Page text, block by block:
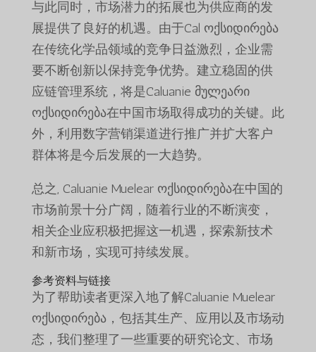
与此同时，市场潜力的拓展也为供应商的发
展提供了良好的机遇。由于Cal ოქსიდირება
在传统化学品领域的竞争日益激烈，企业需
要不断创新以保持竞争优势。建立稳固的供
应链管理系统，将是Caluanie მულეარი
ოქსიდირება在中国市场取得成功的关键。此
外，利用数字营销渠道进行推广并扩大客户
群体将是今后发展的一大趋势。
总之, Caluanie Muelear ოქსიდირება在中国的
市场前景十分广阔，随着行业的不断演变，
相关企业应积极把握这一机遇，探索新技术
和新市场，实现可持续发展。
参考资料与链接
为了帮助读者更深入地了解Caluanie Muelear
ოქსიდირება，包括其生产、应用以及市场动
态，我们整理了一些重要的研究论文、市场